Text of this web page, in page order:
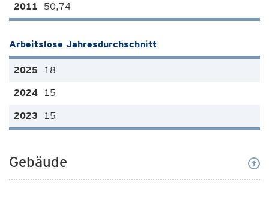
50,74
Arbeitslose Jahresdurchschnitt
18
15
15
Gebäude